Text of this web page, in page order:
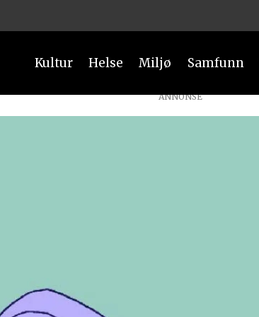
Kultur Helse Miljø Samfunn